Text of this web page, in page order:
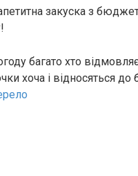
закуска з
багато хто
хоча і відносяться